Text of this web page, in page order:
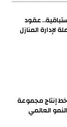
عقود
لإدارة المنازل
مليون من خط إنتاج مجموعة